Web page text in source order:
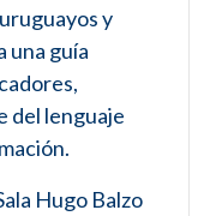
y
una guía
del lenguaje
Hugo Balzo